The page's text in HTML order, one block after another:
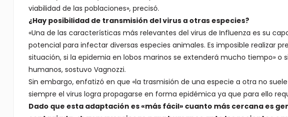
viabilidad de las poblaciones», precisó.
¿Hay posibilidad de transmisión del virus a otras especies?
«Una de las características más relevantes del virus de Influenza es su
potencial para infectar diversas especies animales. Es imposible realizar
situación, si la epidemia en lobos marinos se extenderá mucho tiempo» o
humanos, sostuvo Vagnozzi.
Sin embargo, enfatizó en que «la trasmisión de una especie a otra no
siempre el virus logra propagarse en forma epidémica ya que para ello
Dado que esta adaptación es «más fácil» cuanto más cercana es